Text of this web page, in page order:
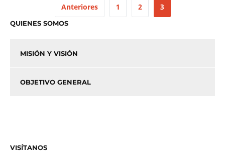
Anteriores 1 2 3
QUIENES SOMOS
MISIÓN Y VISIÓN
OBJETIVO GENERAL
VISÍTANOS